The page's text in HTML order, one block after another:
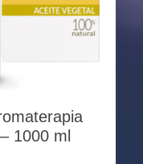
1000 ml